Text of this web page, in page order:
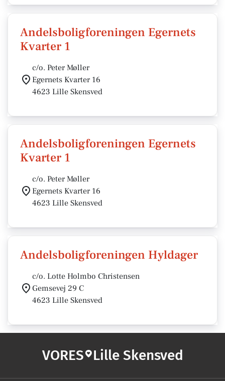
Andelsboligforeningen Egernets
Kvarter 1
c/o. Peter Møller
Egernets Kvarter 16
4623 Lille Skensved
Andelsboligforeningen Egernets
Kvarter 1
c/o. Peter Møller
Egernets Kvarter 16
4623 Lille Skensved
Andelsboligforeningen Hyldager
c/o. Lotte Holmbo Christensen
Gemsevej 29 C
4623 Lille Skensved
VORES Lille Skensved